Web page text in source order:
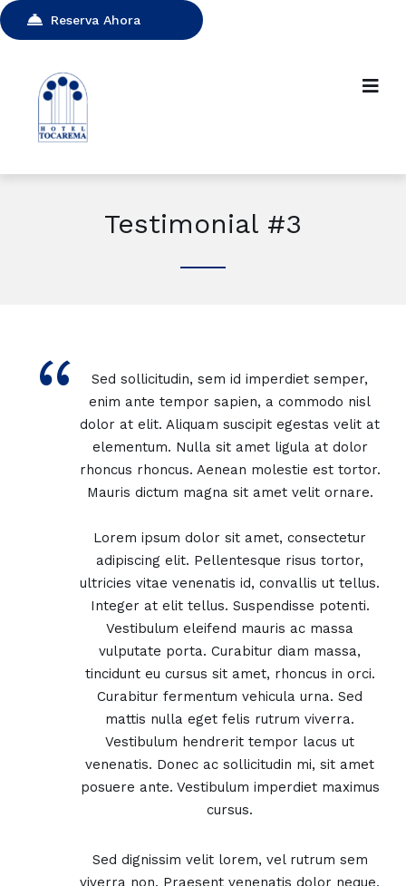
Reserva Ahora
Testimonial #3
“
Sed sollicitudin, sem id imperdiet semper,
enim ante tempor sapien, a commodo nisl
dolor at elit. Aliquam suscipit egestas velit at
elementum. Nulla sit amet ligula at dolor
rhoncus rhoncus. Aenean molestie est tortor.
Mauris dictum magna sit amet velit ornare.
Lorem ipsum dolor sit amet, consectetur
adipiscing elit. Pellentesque risus tortor,
ultricies vitae venenatis id, convallis ut tellus.
Integer at elit tellus. Suspendisse potenti.
Vestibulum eleifend mauris ac massa
vulputate porta. Curabitur diam massa,
tincidunt eu cursus sit amet, rhoncus in orci.
Curabitur fermentum vehicula urna. Sed
mattis nulla eget felis rutrum viverra.
Vestibulum hendrerit tempor lacus ut
venenatis. Donec ac sollicitudin mi, sit amet
posuere ante. Vestibulum imperdiet maximus
cursus.
Sed dignissim velit lorem, vel rutrum sem
viverra non. Praesent venenatis dolor neque,